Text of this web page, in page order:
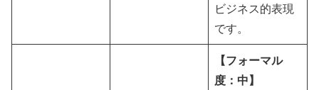
ビジネス的表現
です。
【フォーマル
度：中】